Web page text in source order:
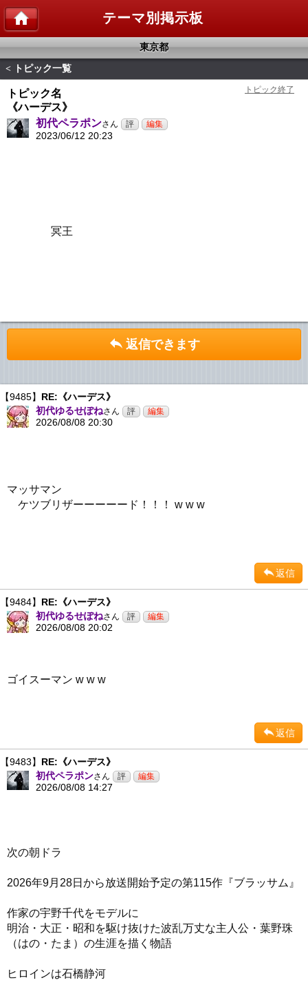
テーマ別掲示板
東京都
< トピック一覧
トピック名
《ハーデス》
初代ペラポンさん
2023/06/12 20:23
冥王
返信できます
【9485】 RE:《ハーデス》
初代ゆるせぽねさん
2026/08/08 20:30
マッサマン
ケツブリザーーーーード！！！ w w w
返信
【9484】 RE:《ハーデス》
初代ゆるせぽねさん
2026/08/08 20:02
ゴイスーマン w w w
返信
【9483】 RE:《ハーデス》
初代ペラポンさん
2026/08/08 14:27
次の朝ドラ
2026年9月28日から放送開始予定の第115作『ブラッサム』
作家の宇野千代をモデルに
明治・大正・昭和を駆け抜けた波乱万丈な主人公・葉野珠
（はの・たま）の生涯を描く物語
ヒロインは石橋静河